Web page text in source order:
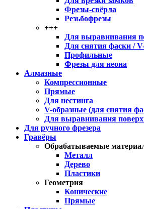
Фрезы-свёрла
Резьбофрезы
+++
Для выравнивания
Для снятия фаски /
Профильные
Фрезы для неона
Алмазные
Компрессионные
Прямые
Для нестинга
V-образные (для снятия
Для выравнивания
Для ручного фрезера
Гравёры
Обрабатываемые
Металл
Дерево
Пластики
Геометрия
Конические
Прямые